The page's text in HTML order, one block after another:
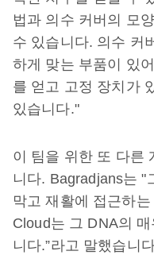
법과 의수 커버의 모
수 있습니다. 의수 커
하게 맞는 부품이 있
를 얻고 고정 장치가
있습니다."
이 팀을 위한 또 다른
니다. Bagradjans는 "
막고 재활에 접근하
Cloud는 그 DNA의
니다.”라고 말했습니